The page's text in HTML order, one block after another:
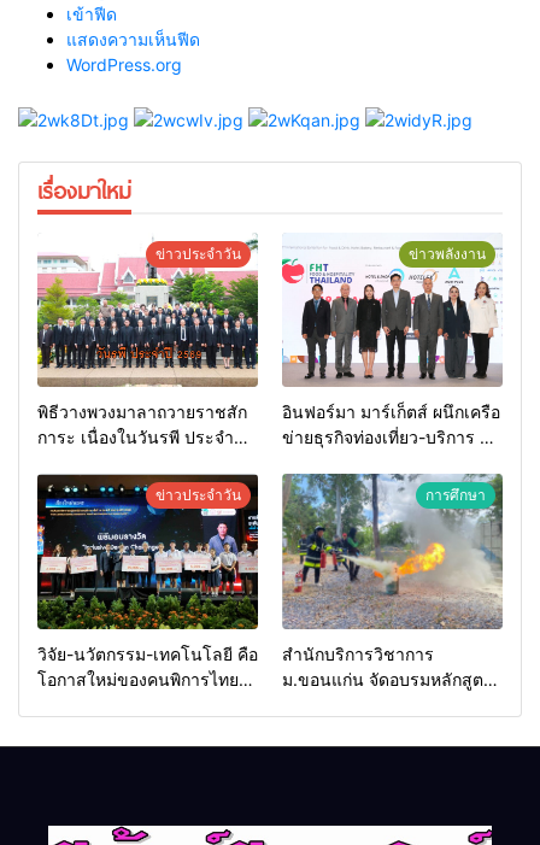
เข้าฟีด
แสดงความเห็นฟีด
WordPress.org
เรื่องมาใหม่
ข่าวประจำวัน
พิธีวางพวงมาลาถวายราชสัก
การะ เนื่องในวันรพี ประจำปี
วันรพี เพื่อเชื่อมความสัมพันธ์
อันดีของหน่วยงานใน
กระบวนการยุติธรรม
ข่าวพลังงาน
อินฟอร์มา มาร์เก็ตส์ ผนึกเครือ
ข่ายธุรกิจท่องเที่ยว-บริการ จัด
2026 เชื่อม 4 งานใหญ่ สร้าง
โอกาสธุรกิจครบวงจร ด้วย
ครับ
ข่าวประจำวัน
วิจัย-นวัตกรรม-เทคโนโลยี คือ
โอกาสใหม่ของคนพิการไทย
การศึกษา
สำนักบริการวิชาการ
ม.ขอนแก่น จัดอบรมหลักสูตร